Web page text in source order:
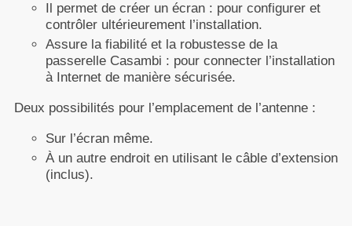
Il permet de créer un écran : pour configurer et
contrôler ultérieurement l’installation.
Assure la fiabilité et la robustesse de la
passerelle Casambi : pour connecter l’installation
à Internet de manière sécurisée.
Deux possibilités pour l’emplacement de l’antenne :
Sur l’écran même.
À un autre endroit en utilisant le câble d’extension
(inclus).